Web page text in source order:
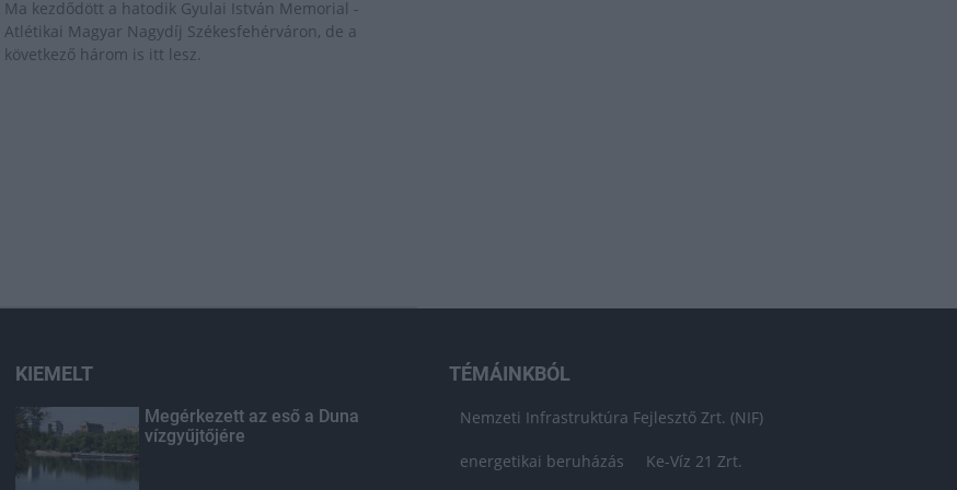
Ma kezdődött a hatodik Gyulai István Memorial -
Atlétikai Magyar Nagydíj Székesfehérváron, de a
következő három is itt lesz.
KIEMELT
Megérkezett az eső a Duna
vízgyűjtőjére
TÉMÁINKBÓL
Nemzeti Infrastruktúra Fejlesztő Zrt. (NIF)
energetikai beruházás Ke-Víz 21 Zrt.